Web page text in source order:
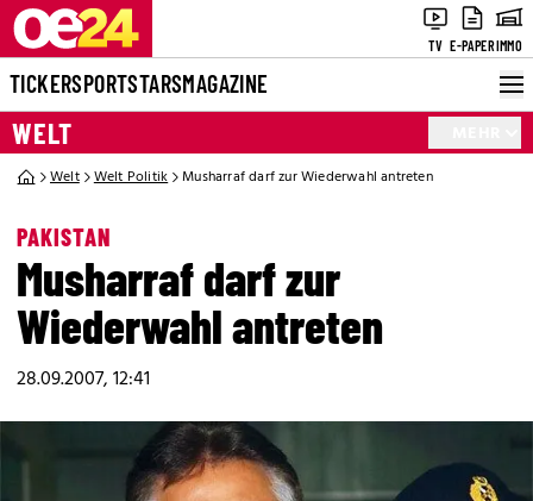
TV E-PAPERIMMO
TICKERSPORTSTARSMAGAZINE
WELT
Welt Welt Politik Musharraf darf zur Wiederwahl antreten
PAKISTAN
Musharraf darf zur
Wiederwahl antreten
28.09.2007, 12:41